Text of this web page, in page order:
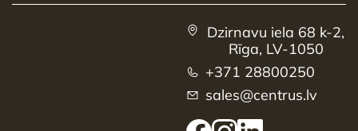
Dzirnavu iela 68 k-2,
Rīga, LV-1050
+371 28800250
sales@centrus.lv